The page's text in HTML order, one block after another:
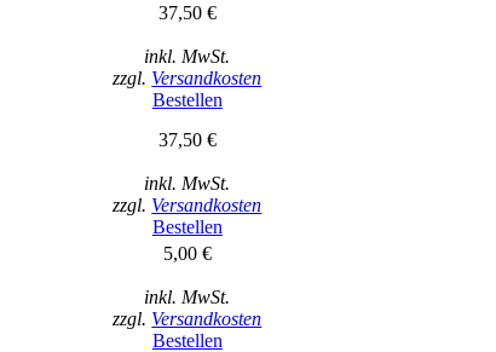
37,50 €
inkl. MwSt.
zzgl. Versandkosten
Bestellen
37,50 €
inkl. MwSt.
zzgl. Versandkosten
Bestellen
5,00 €
inkl. MwSt.
zzgl. Versandkosten
Bestellen